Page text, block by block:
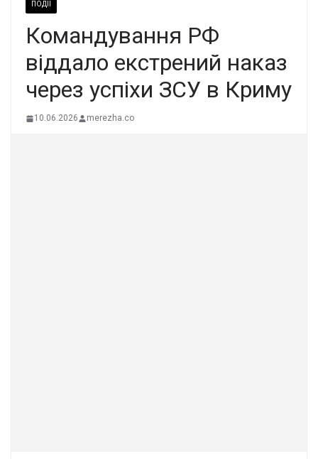
ПОДІЇ
Командування РФ
віддало екстрений наказ
через успіхи ЗСУ в Криму
10.06.2026 merezha.co